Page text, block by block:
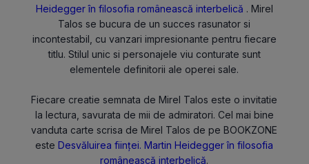
Heidegger în filosofia românească interbelică . Mirel
Talos se bucura de un succes rasunator si
incontestabil, cu vanzari impresionante pentru fiecare
titlu. Stilul unic si personajele viu conturate sunt
elementele definitorii ale operei sale.
Fiecare creatie semnata de Mirel Talos este o invitatie
la lectura, savurata de mii de admiratori. Cel mai bine
vanduta carte scrisa de Mirel Talos de pe BOOKZONE
esteDesvăluirea ființei. Martin Heidegger în filosofia
românească interbelică.